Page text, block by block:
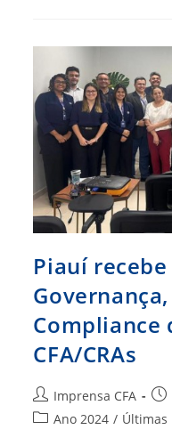
De
Piauí
Compliance
CFA/CRAs
Autor
do
Imprensa CFA
Categoria
Ano 2024 / Últimas